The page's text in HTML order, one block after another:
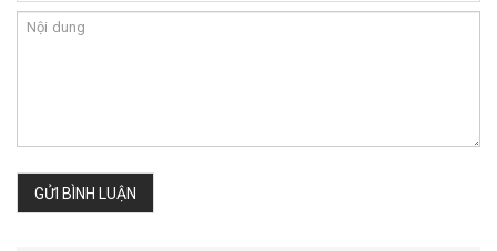
GỬI BÌNH LUẬN